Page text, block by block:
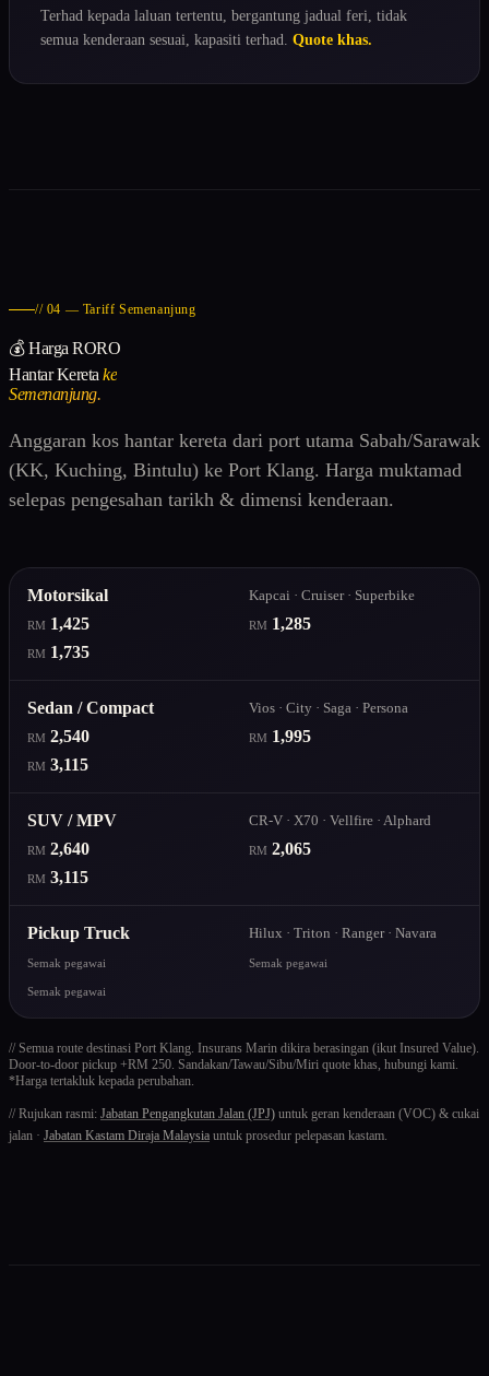
Terhad kepada laluan tertentu, bergantung jadual feri, tidak
semua kenderaan sesuai, kapasiti terhad. Quote khas.
// 04 — Tariff Semenanjung
💰 Harga RORO
Hantar Keretake
Semenanjung.
Anggaran kos hantar kereta dari port utama Sabah/Sarawak
(KK, Kuching, Bintulu) ke Port Klang. Harga muktamad
selepas pengesahan tarikh & dimensi kenderaan.
Motorsikal Kapcai · Cruiser · Superbike
RM 1,425 RM 1,285
RM 1,735
Sedan / Compact Vios · City · Saga · Persona
RM 2,540 RM 1,995
RM 3,115
SUV / MPV CR-V · X70 · Vellfire · Alphard
RM 2,640 RM 2,065
RM 3,115
Pickup Truck Hilux · Triton · Ranger · Navara
Semak pegawai Semak pegawai
Semak pegawai
// Semua route destinasi Port Klang. Insurans Marin dikira berasingan (ikut Insured Value).
Door-to-door pickup +RM 250. Sandakan/Tawau/Sibu/Miri quote khas, hubungi kami.
*Harga tertakluk kepada perubahan.
// Rujukan rasmi: Jabatan Pengangkutan Jalan (JPJ) untuk geran kenderaan (VOC) & cukai
jalan · Jabatan Kastam Diraja Malaysia untuk prosedur pelepasan kastam.